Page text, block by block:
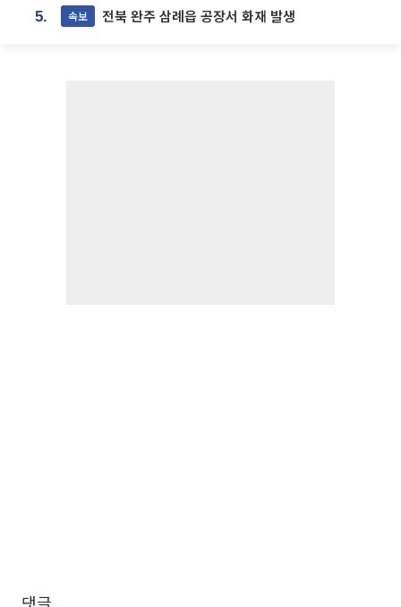
5. 속보 전북 완주 삼례읍 공장서 화재 발생
댓글